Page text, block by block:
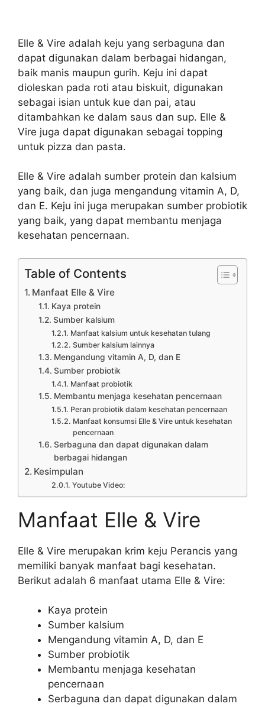
Elle & Vire adalah keju yang serbaguna dan
dapat digunakan dalam berbagai hidangan,
baik manis maupun gurih. Keju ini dapat
dioleskan pada roti atau biskuit, digunakan
sebagai isian untuk kue dan pai, atau
ditambahkan ke dalam saus dan sup. Elle &
Vire juga dapat digunakan sebagai topping
untuk pizza dan pasta.
Elle & Vire adalah sumber protein dan kalsium
yang baik, dan juga mengandung vitamin A, D,
dan E. Keju ini juga merupakan sumber probiotik
yang baik, yang dapat membantu menjaga
kesehatan pencernaan.
Table of Contents
Manfaat Elle & Vire
Kaya protein
Sumber kalsium
Manfaat kalsium untuk kesehatan tulang
Sumber kalsium lainnya
Mengandung vitamin A, D, dan E
Sumber probiotik
Manfaat probiotik
Membantu menjaga kesehatan pencernaan
Peran probiotik dalam kesehatan pencernaan
Manfaat konsumsi Elle & Vire untuk kesehatan
pencernaan
Serbaguna dan dapat digunakan dalam
berbagai hidangan
Kesimpulan
Youtube Video:
Manfaat Elle & Vire
Elle & Vire merupakan krim keju Perancis yang
memiliki banyak manfaat bagi kesehatan.
Berikut adalah 6 manfaat utama Elle & Vire:
Kaya protein
Sumber kalsium
Mengandung vitamin A, D, dan E
Sumber probiotik
Membantu menjaga kesehatan
pencernaan
Serbaguna dan dapat digunakan dalam